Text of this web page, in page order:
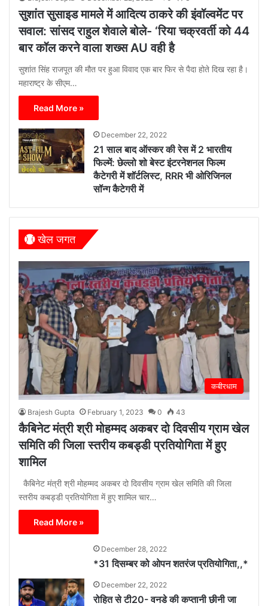
सुशांत सुसाइड मामले में आदित्य ठाकरे की इंवॉल्वमेंट पर
सवाल: सांसद राहुल शेवाले बोले- ‘रिया चक्रवर्ती को 44
बार कॉल करने वाला शख्स AU वही है
सुशांत सिंह राजपूत की मौत पर हुआ विवाद एक बार फिर से पैदा होते दिख रहा है।
महाराष्ट्र के सीएम…
Read More »
December 22, 2022
21 साल बाद ऑस्कर की रेस में 2 भारतीय
फिल्में: छेल्लो शो बेस्ट इंटरनेशनल फिल्म
कैटेगरी में शॉर्टलिस्ट, RRR भी ओरिजिनल
सॉन्ग कैटेगरी में
खेल जगत
कबीरधाम
Brajesh Gupta February 1, 2023 0 43
कैबिनेट मंत्री श्री मोहम्मद अकबर दो दिवसीय ग्राम खेल
समिति की जिला स्तरीय कबड्डी प्रतियोगिता में हुए
शामिल
कैबिनेट मंत्री श्री मोहम्मद अकबर दो दिवसीय ग्राम खेल समिति की जिला
स्तरीय कबड्डी प्रतियोगिता में हुए शामिल चार…
Read More »
December 28, 2022
*31 दिसम्बर को ओपन शतरंज प्रतियोगिता,,*
December 22, 2022
रोहित से टी20- वनडे की कप्तानी छीनी जा